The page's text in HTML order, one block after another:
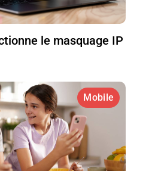
le masquage IP
Mobile